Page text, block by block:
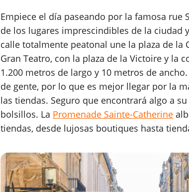
Empiece el día paseando por la famosa rue
de los lugares imprescindibles de la ciudad
calle totalmente peatonal une la plaza de la
Gran Teatro, con la plaza de la Victoire y la
1.200 metros de largo y 10 metros de
de gente, por lo que es mejor llegar por la
las tiendas. Seguro que encontrará algo a
bolsillos. La Promenade Sainte-Catherine
tiendas, desde lujosas boutiques hasta